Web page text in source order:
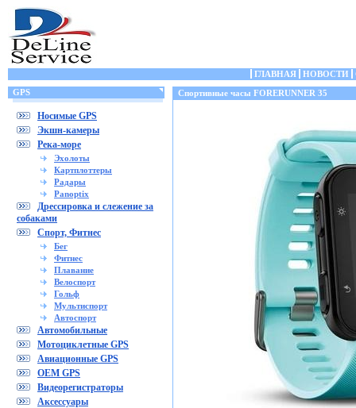
ГЛАВНАЯ НОВОСТИ
GPS
Носимые GPS
Экшн-камеры
Река-море
Эхолоты
Картплоттеры
Радары
Panoptix
Дрессировка и слежение за
собаками
Спорт, Фитнес
Бег
Фитнес
Плавание
Велоспорт
Гольф
Мультиспорт
Автоспорт
Автомобильные
Мотоциклетные GPS
Авиационные GPS
OEM GPS
Видеорегистраторы
Аксессуары
Спортивные часы FORERUNNER 35